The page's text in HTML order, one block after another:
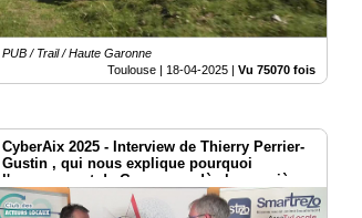
PUB / Trail / Haute Garonne
Toulouse | 18-04-2025 |Vu 75070 fois
CyberAix 2025 - Interview de Thierry Perrier-
Gustin , qui nous explique pourquoi
l'engagement de Groupama dès la première
édition de CyberAix